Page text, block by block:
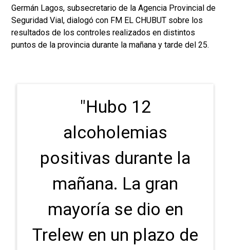
Germán Lagos, subsecretario de la Agencia Provincial de
Seguridad Vial, dialogó con FM EL CHUBUT sobre los
resultados de los controles realizados en distintos
puntos de la provincia durante la mañana y tarde del 25.
"Hubo 12
alcoholemias
positivas durante la
mañana. La gran
mayoría se dio en
Trelew en un plazo de